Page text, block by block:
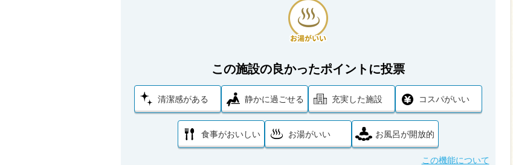
この施設の良かったポイントに投票
清潔感がある 静かに過ごせる 充実した施設 コスパがいい
食事がおいしい お湯がいい お風呂が開放的
この機能について